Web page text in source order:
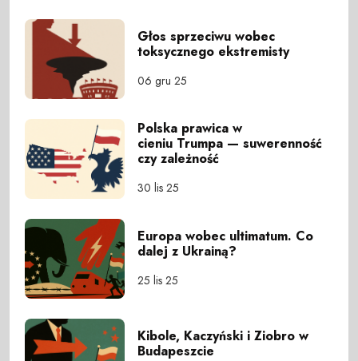
Głos sprzeciwu wobec
toksycznego ekstremisty
06 gru 25
Polska prawica w
cieniu Trumpa — suwerenność
czy zależność
30 lis 25
Europa wobec ultimatum. Co
dalej z Ukrainą?
25 lis 25
Kibole, Kaczyński i Ziobro w
Budapeszcie